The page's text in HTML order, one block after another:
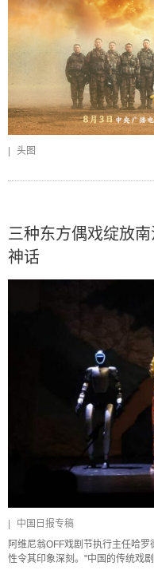
头图
三种东方偶戏绽放
神话
|
中国日报专稿
阿维尼翁OFF戏剧节执行主任哈
性令其印象深刻。"中国的传统戏